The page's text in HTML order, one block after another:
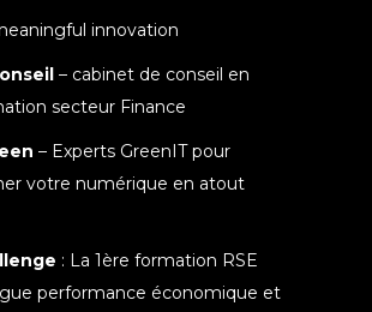
innovation
– cabinet de conseil en
secteur Finance
– Experts GreenIT pour
votre numérique en atout
: La 1ère formation RSE
performance économique et